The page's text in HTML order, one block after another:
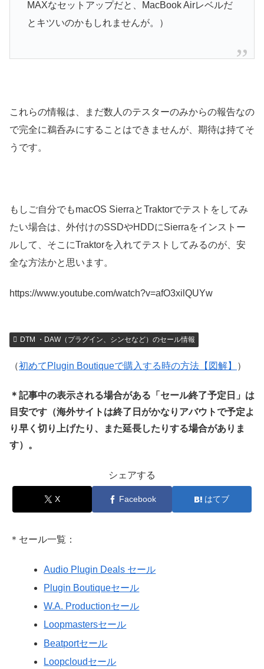
MAXなセットアップだと、MacBook Airレベルだ
とキツいのかもしれませんが。）
これらの情報は、まだ数人のテスターのみからの報告なの
で完全に鵜呑みにすることはできませんが、期待は持てそ
うです。
もしご自分でもmacOS SierraとTraktorでテストをしてみ
たい場合は、外付けのSSDやHDDにSierraをインストー
ルして、そこにTraktorを入れてテストしてみるのが、安
全な方法かと思います。
https://www.youtube.com/watch?v=afO3xilQUYw
DTM ・DAW（プラグイン、シンセなど）のセール情報
（初めてPlugin Boutiqueで購入する時の方法【図解】 ）
＊記事中の表示される場合がある「セール終了予定日」は
目安です（海外サイトは終了日がかなりアバウトで予定よ
り早く切り上げたり、また延長したりする場合がありま
す）。
シェアする
X Facebook はてブ
＊セール一覧：
Audio Plugin Deals セール
Plugin Boutiqueセール
W.A. Productionセール
Loopmastersセール
Beatportセール
Loopcloudセール